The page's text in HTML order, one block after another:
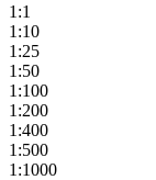
1:1
1:10
1:25
1:50
1:100
1:200
1:400
1:500
1:1000